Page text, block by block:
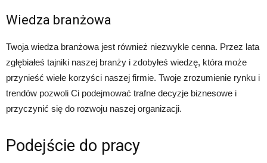
Wiedza branżowa
Twoja wiedza branżowa jest również niezwykle cenna. Przez lata
zgłębiałeś tajniki naszej branży i zdobyłeś wiedzę, która może
przynieść wiele korzyści naszej firmie. Twoje zrozumienie rynku i
trendów pozwoli Ci podejmować trafne decyzje biznesowe i
przyczynić się do rozwoju naszej organizacji.
Podejście do pracy